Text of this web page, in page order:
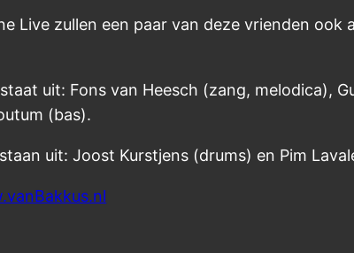
Live zullen een paar van deze vrienden
uit: Fons van Heesch (zang, melodica),
(bas).
uit: Joost Kurstjens (drums) en Pim